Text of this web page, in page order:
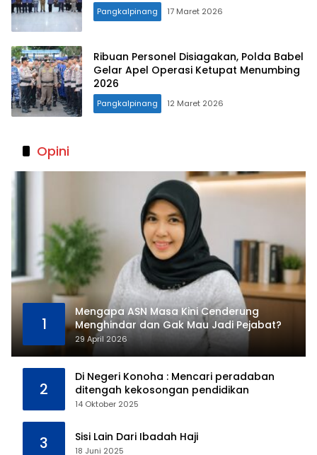
Pangkalpinang 17 Maret 2026
Ribuan Personel Disiagakan, Polda Babel
Gelar Apel Operasi Ketupat Menumbing
2026
Pangkalpinang 12 Maret 2026
Opini
1
Mengapa ASN Masa Kini Cenderung
Menghindar dan Gak Mau Jadi Pejabat?
29 April 2026
2
Di Negeri Konoha : Mencari peradaban
ditengah kekosongan pendidikan
14 Oktober 2025
3 Sisi Lain Dari Ibadah Haji
18 Juni 2025